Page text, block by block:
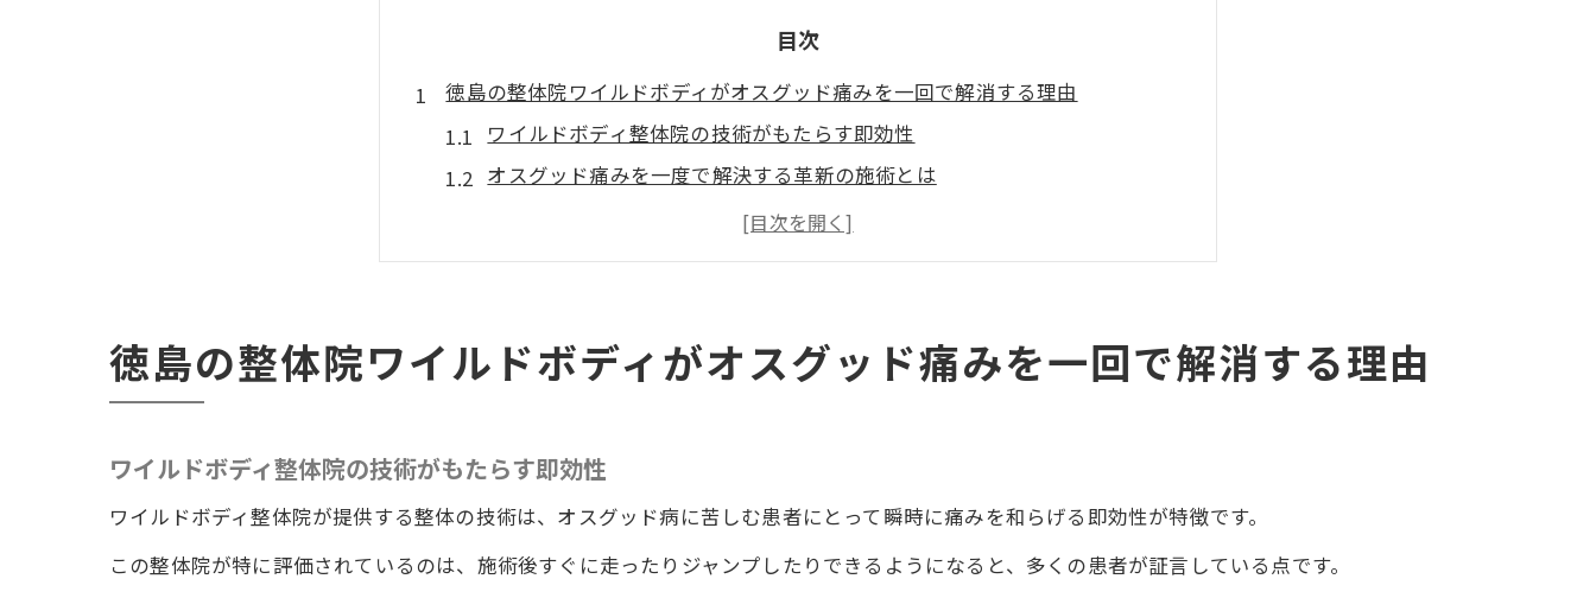
目次
徳島の整体院ワイルドボディがオスグッド痛みを一回で解消する理由
ワイルドボディ整体院の技術がもたらす即効性
オスグッド痛みを一度で解決する革新の施術とは
専門知識で痛みを根本から解消する方法
一度の施術で痛みを取り除くメカニズム
患者の声から見る実際の施術効果
香川県内各地や高松市から訪れる人気の整体院でその場で走れる驚きの施術
高松市からも訪れる患者の声を紹介
整体院ワイルドボディが提供する新しい生活への一歩
徳島の整体院ワイルドボディがオスグッド痛みを一回で解消する理由
ワイルドボディ整体院の技術がもたらす即効性
ワイルドボディ整体院が提供する整体の技術は、オスグッド病に苦しむ患者にとって瞬時に痛みを和らげる即効性が特徴です。
この整体院が特に評価されているのは、施術後すぐに走ったりジャンプしたりできるようになると、多くの患者が証言している点です。